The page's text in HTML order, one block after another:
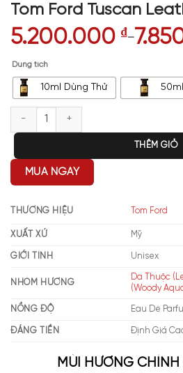
Tom Ford Tuscan
5.200.000 ₫–
Dung tích
10ml Dùng Thử 50ml
Tom Ford Tuscan Leather EDP số lượng
THÊM GIỎ
MUA NGAY
THƯƠNG HIỆU Tom Ford
XUẤT XỨ Mỹ
GIỚI TÍNH Unisex
NHÓM HƯƠNG
Da Thuộc
(Woody
NỒNG ĐỘ Eau De
ĐÁNG TIỀN Định Giá
MÙI HƯƠNG CHÍNH